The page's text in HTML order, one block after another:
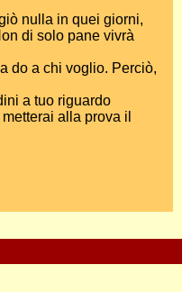
nulla in quei giorni,
di solo pane vivrà
do a chi voglio. Perciò,
a tuo riguardo
alla prova il